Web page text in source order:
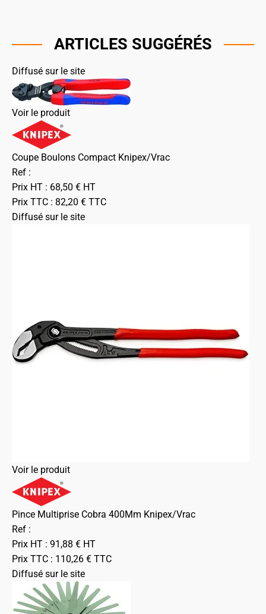
ARTICLES SUGGÉRÉS
Diffusé sur le site
Voir le produit
Coupe Boulons Compact Knipex/Vrac
Ref :
Prix HT : 68,50 € HT
Prix TTC : 82,20 € TTC
Diffusé sur le site
Voir le produit
Pince Multiprise Cobra 400Mm Knipex/Vrac
Ref :
Prix HT : 91,88 € HT
Prix TTC : 110,26 € TTC
Diffusé sur le site